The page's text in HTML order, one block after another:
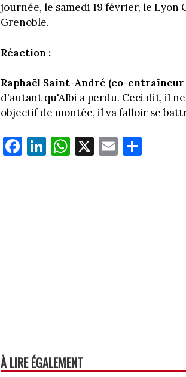
journée, le samedi 19 février, le
Grenoble.
Réaction :
Raphaël Saint-André (co-entraîneur
d'autant qu'Albi a perdu. Ceci dit, il
objectif de montée, il va falloir se
Fa
ce
Li
nk
W
ha
X E
m
À LIRE ÉGALEMENT